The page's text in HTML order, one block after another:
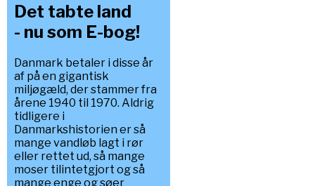
Det tabte land
- nu som E-bog!
Danmark betaler i disse år
af på en gigantisk
miljøgæld, der stammer fra
årene 1940 til 1970. Aldrig
tidligere i
Danmarkshistorien er så
mange vandløb lagt i rør
eller rettet ud, så mange
moser tilintetgjort og så
mange enge og søer